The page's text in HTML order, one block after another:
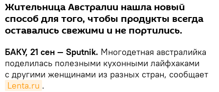
Жительница Австралии нашла новый
способ для того, чтобы продукты всегда
оставались свежими и не портились.
БАКУ, 21 сен — Sputnik. Многодетная австралийка
поделилась полезными кухонными лайфхаками
с другими женщинами из разных стран, сообщает
Lenta.ru .